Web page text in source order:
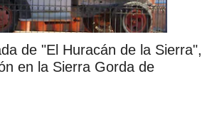
de "El Huracán de la Sierra",
en la Sierra Gorda de